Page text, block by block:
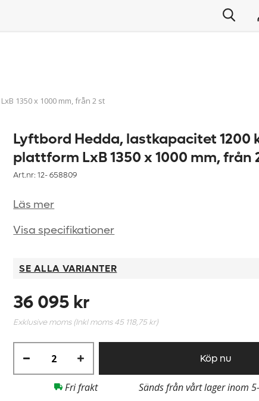
1350 x 1000 mm, från 2 st
Lyftbord Hedda, lastkapacitet 1200
plattform LxB 1350 x 1000 mm, från
Art.nr: 12-658809
Läs mer
Visa specifikationer
SE ALLA VARIANTER
36 095 kr
Exklusive moms (Inkl moms45 118,75 kr)
Köp nu
Fri frakt Sänds från vårt lager inom